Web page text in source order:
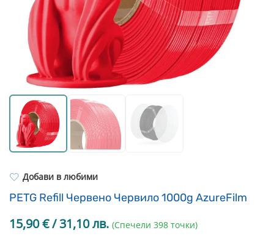
REFILL
Други
Легло за 3D принтер
FEP филми
Добави в любими
PETG Refill Червено Червило 1000g AzureFilm
15,90€/ 31,10 лв. (Спечели 398 точки)